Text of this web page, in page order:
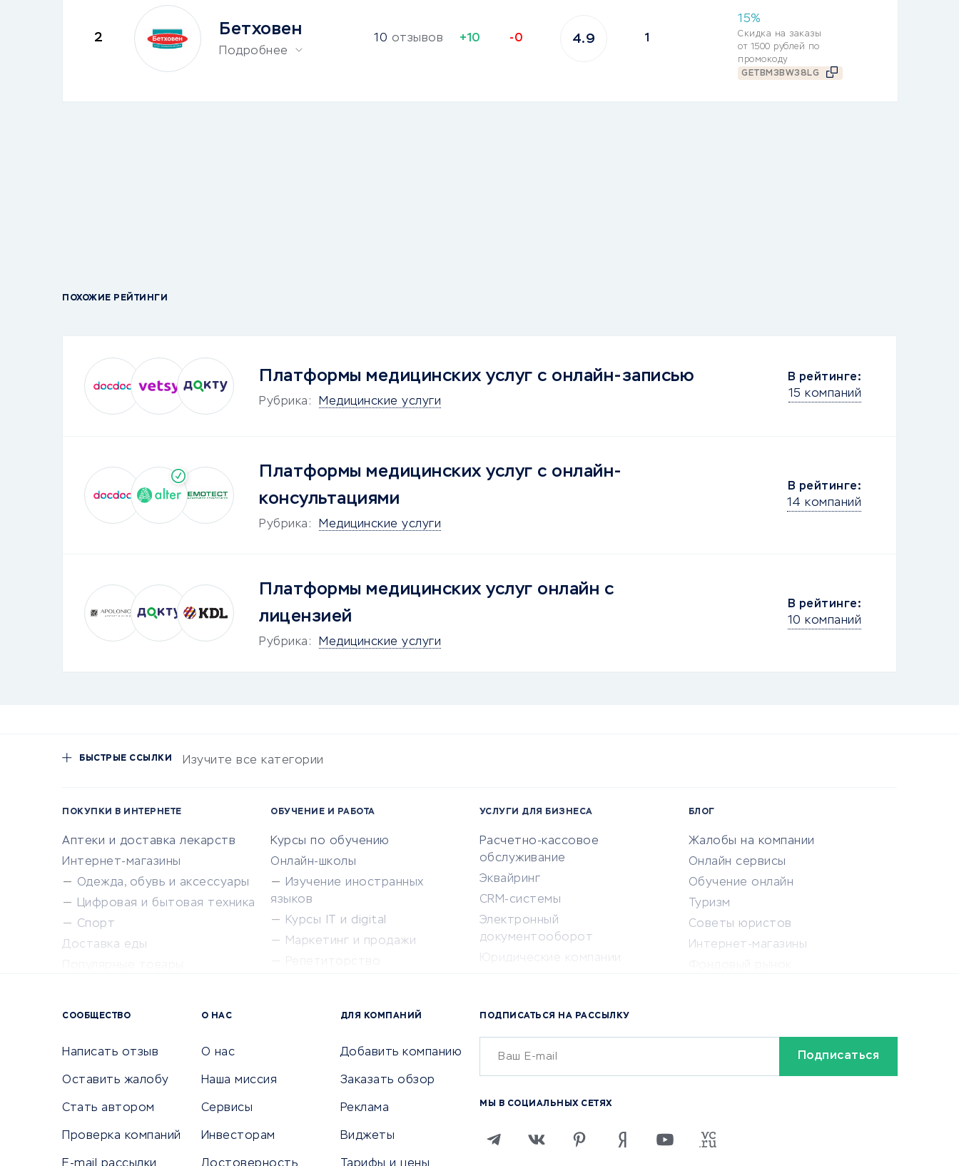
2 Бетховен
Подробнее
10 отзывов +10 -0 4.9 1
15%
Скидка на заказы
от 1500 рублей по
промокоду
GETBM3BW38LG
ПОХОЖИЕ РЕЙТИНГИ
Платформы медицинских услуг с онлайн-записью
Рубрика: Медицинские услуги
В рейтинге:
15 компаний
Платформы медицинских услуг с онлайн-
консультациями
Рубрика: Медицинские услуги
В рейтинге:
14 компаний
Платформы медицинских услуг онлайн с
лицензией
Рубрика: Медицинские услуги
В рейтинге:
10 компаний
БЫСТРЫЕ ССЫЛКИ Изучите все категории
ПОКУПКИ В ИНТЕРНЕТЕ
Аптеки и доставка лекарств
Интернет-магазины
Одежда, обувь и аксессуары
Цифровая и бытовая техника
Спорт
Доставка еды
ОБУЧЕНИЕ И РАБОТА
Курсы по обучению
Онлайн-школы
Изучение иностранных
языков
Курсы IT и digital
Маркетинг и продажи
Университеты
УСЛУГИ ДЛЯ БИЗНЕСА
Расчетно-кассовое
обслуживание
Эквайринг
CRM-системы
Электронный
документооборот
Юридические компании
Бухгалтерия онлайн
Онлайн-кассы
SERM
БЛОГ
Жалобы на компании
Онлайн сервисы
Обучение онлайн
Туризм
Советы юристов
Интернет-магазины
СООБЩЕСТВО
Написать отзыв
Оставить жалобу
Стать автором
Проверка компаний
О НАС
О нас
Наша миссия
Сервисы
Инвесторам
ДЛЯ КОМПАНИЙ
Добавить компанию
Заказать обзор
Реклама
Виджеты
ПОДПИСАТЬСЯ НА РАССЫЛКУ
МЫ В СОЦИАЛЬНЫХ СЕТЯХ